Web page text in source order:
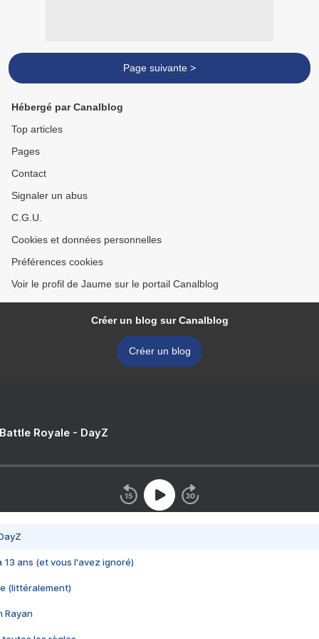
Page suivante >
Hébergé par Canalblog
Top articles
Pages
Contact
Signaler un abus
C.G.U.
Cookies et données personnelles
Préférences cookies
Voir le profil de Jaume sur le portail Canalblog
Créer un blog sur Canalblog
Créer un blog
Royale - DayZ
13 ans (et vous l'avez ignoré)
(littéralement)
Rayan